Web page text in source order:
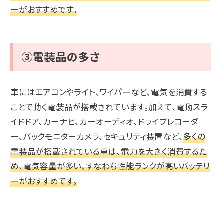
ーがおすすめです。
③電装品の多さ
車にはエアコンやライト、ワイパーなど、電気を消費する
ことで動く電装品が搭載されています。加えて、電動スラ
イドドア、カーナビ、カーオーディオ、ドライブレコーダ
ー、バックモニターカメラ、セキュリティ装置など、多くの
電装品が搭載されている車は、電力を大きく消費するた
め、電気容量が多い、すなわち性能ランクが高いバッテリ
ーがおすすめです。